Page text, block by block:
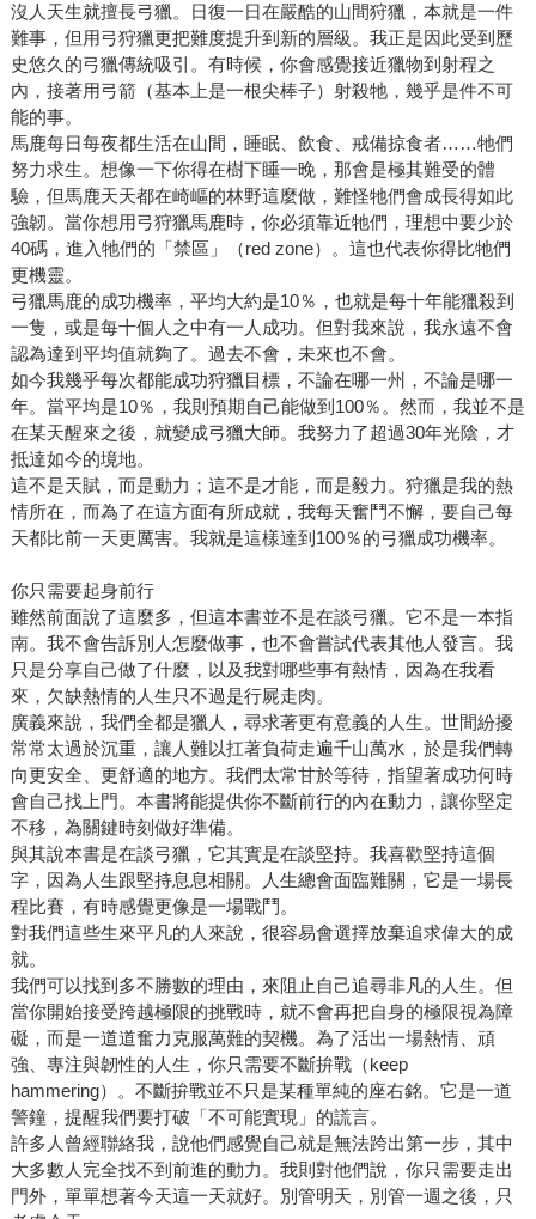
沒人天生就擅長弓獵。日復一日在嚴酷的山間狩獵，本就是一件
難事，但用弓狩獵更把難度提升到新的層級。我正是因此受到歷
史悠久的弓獵傳統吸引。有時候，你會感覺接近獵物到射程之
內，接著用弓箭（基本上是一根尖棒子）射殺牠，幾乎是件不可
能的事。
馬鹿每日每夜都生活在山間，睡眠、飲食、戒備掠食者……牠們
努力求生。想像一下你得在樹下睡一晚，那會是極其難受的體
驗，但馬鹿天天都在崎嶇的林野這麼做，難怪牠們會成長得如此
強韌。當你想用弓狩獵馬鹿時，你必須靠近牠們，理想中要少於
40碼，進入牠們的「禁區」（red zone）。這也代表你得比牠們
更機靈。
弓獵馬鹿的成功機率，平均大約是10％，也就是每十年能獵殺到
一隻，或是每十個人之中有一人成功。但對我來說，我永遠不會
認為達到平均值就夠了。過去不會，未來也不會。
如今我幾乎每次都能成功狩獵目標，不論在哪一州，不論是哪一
年。當平均是10％，我則預期自己能做到100％。然而，我並不是
在某天醒來之後，就變成弓獵大師。我努力了超過30年光陰，才
抵達如今的境地。
這不是天賦，而是動力；這不是才能，而是毅力。狩獵是我的熱
情所在，而為了在這方面有所成就，我每天奮鬥不懈，要自己每
天都比前一天更厲害。我就是這樣達到100％的弓獵成功機率。
你只需要起身前行
雖然前面說了這麼多，但這本書並不是在談弓獵。它不是一本指
南。我不會告訴別人怎麼做事，也不會嘗試代表其他人發言。我
只是分享自己做了什麼，以及我對哪些事有熱情，因為在我看
來，欠缺熱情的人生只不過是行屍走肉。
廣義來說，我們全都是獵人，尋求著更有意義的人生。世間紛擾
常常太過於沉重，讓人難以扛著負荷走遍千山萬水，於是我們轉
向更安全、更舒適的地方。我們太常甘於等待，指望著成功何時
會自己找上門。本書將能提供你不斷前行的內在動力，讓你堅定
不移，為關鍵時刻做好準備。
與其說本書是在談弓獵，它其實是在談堅持。我喜歡堅持這個
字，因為人生跟堅持息息相關。人生總會面臨難關，它是一場長
程比賽，有時感覺更像是一場戰鬥。
對我們這些生來平凡的人來說，很容易會選擇放棄追求偉大的成
就。
我們可以找到多不勝數的理由，來阻止自己追尋非凡的人生。但
當你開始接受跨越極限的挑戰時，就不會再把自身的極限視為障
礙，而是一道道奮力克服萬難的契機。為了活出一場熱情、頑
強、專注與韌性的人生，你只需要不斷拚戰（keep
hammering）。不斷拚戰並不只是某種單純的座右銘。它是一道
警鐘，提醒我們要打破「不可能實現」的謊言。
許多人曾經聯絡我，說他們感覺自己就是無法跨出第一步，其中
大多數人完全找不到前進的動力。我則對他們說，你只需要走出
門外，單單想著今天這一天就好。別管明天，別管一週之後，只